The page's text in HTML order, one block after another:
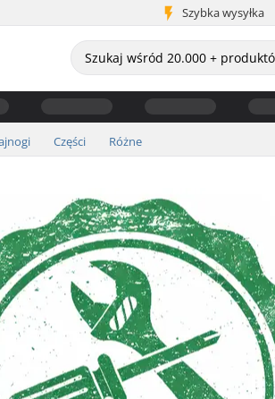
Szybka wysyłka
Części Różne